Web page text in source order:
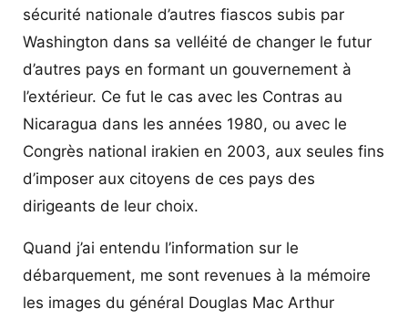
sécurité nationale d’autres fiascos subis par
Washington dans sa velléité de changer le futur
d’autres pays en formant un gouvernement à
l’extérieur. Ce fut le cas avec les Contras au
Nicaragua dans les années 1980, ou avec le
Congrès national irakien en 2003, aux seules fins
d’imposer aux citoyens de ces pays des
dirigeants de leur choix.
Quand j’ai entendu l’information sur le
débarquement, me sont revenues à la mémoire
les images du général Douglas Mac Arthur